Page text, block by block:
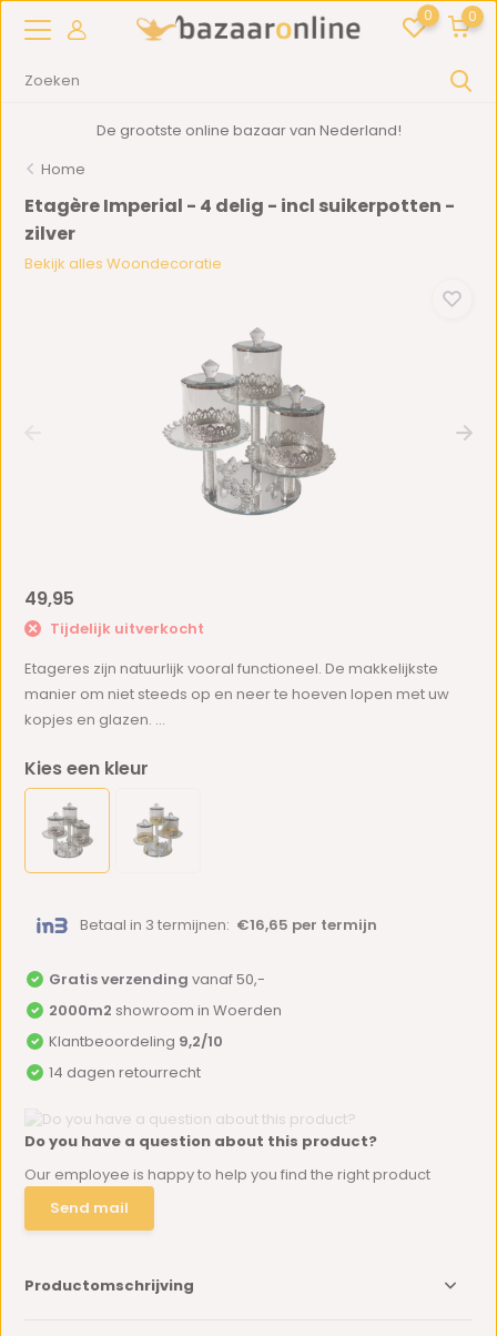
0 0
De grootste online bazaar van Nederland!
Home
Etagère Imperial - 4 delig - incl suikerpotten -
zilver
Bekijk alles Woondecoratie
49,95
Tijdelijk uitverkocht
Etageres zijn natuurlijk vooral functioneel. De makkelijkste
manier om niet steeds op en neer te hoeven lopen met uw
kopjes en glazen. ...
Kies een kleur
Betaal in 3 termijnen: €16,65 per termijn
Gratis verzending vanaf 50,-
2000m2 showroom in Woerden
Klantbeoordeling 9,2/10
14 dagen retourrecht
Do you have a question about this product?
Our employee is happy to help you find the right product
Send mail
Productomschrijving